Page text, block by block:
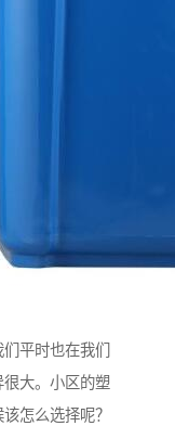
平时也在我们
大。小区的塑
怎么选择呢？